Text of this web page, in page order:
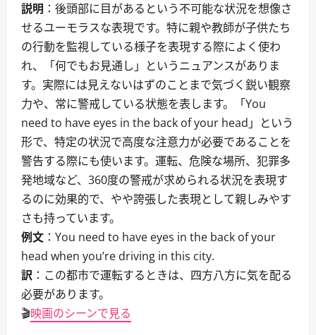
説明 ：後頭部に目があるという不可能な状況を想像さ
せるユーモラスな表現です。特に親や教師が子供たち
の行動を監視している様子を表現する際によく使わ
れ、「何でもお見通し」というニュアンスがありま
す。実際には見えないはずのことまで気づく鋭い観察
力や、常に警戒している状態を表します。「You
need to have eyes in the back of your head」という
形で、特定の状況で高度な注意力が必要であることを
警告する際にも使います。運転、危険な場所、犯罪多
発地域など、360度の警戒が求められる状況を表現す
るのに効果的で、やや誇張した表現として親しみやす
さも持っています。
例文 ：You need to have eyes in the back of your
head when you’re driving in this city.
訳 ：この都市で運転するときは、四方八方に気を配る
必要があります。
🎬映画のシーンで見る